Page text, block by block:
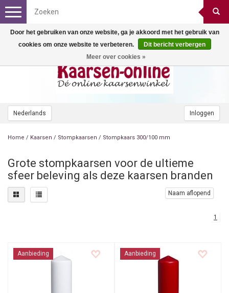
Nederlands Inloggen
Toggle
navigation
Home / Kaarsen / Stompkaarsen / Stompkaars 300/100 mm
Grote stompkaarsen voor de ultieme
sfeer beleving als deze kaarsen branden
Naam aflopend
1
Aanbieding Aanbieding
Door het gebruiken van onze website, ga je akkoord met het gebruik van
cookies om onze website te verbeteren.
Dit bericht verbergen
Meer over cookies »